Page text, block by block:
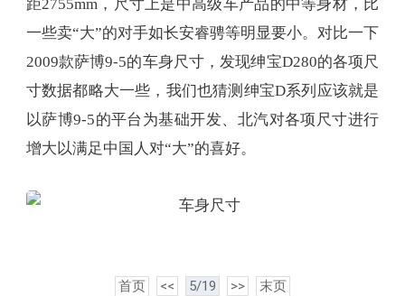
距2755mm，尺寸上是中高级车产品的中等身材，比
一些卖“大”的对手如长安睿骋等明显要小。对比一下
2009款萨博9-5的车身尺寸，发现绅宝D280的各项尺
寸数据都略大一些，我们也猜测绅宝D系列应该就是
以萨博9-5的平台为基础开发、北汽对各项尺寸进行
增大以满足中国人对“大”的喜好。
首页 << 5/19 >>
末页